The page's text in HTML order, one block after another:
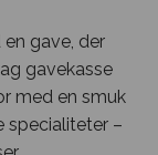
gave, der
gavekasse
med en smuk
specialiteter –